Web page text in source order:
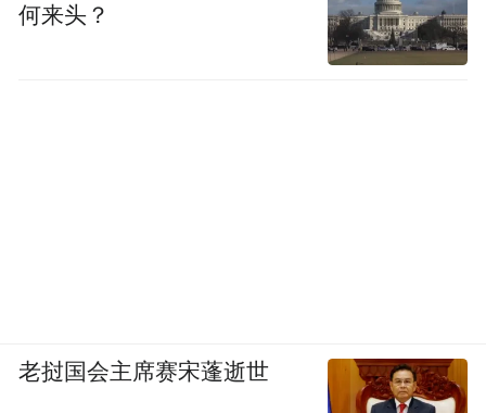
何来头？
老挝国会主席赛宋蓬逝世